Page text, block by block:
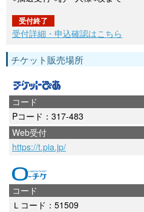
受付終了
受付詳細・申込確認はこちら
チケット販売場所
コード
Pコード：317-483
Web受付
https://t.pia.jp/
コード
Ｌコード：51509